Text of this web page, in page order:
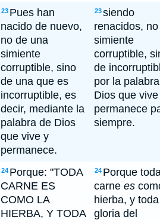
23 Pues han
nacido de nuevo,
no de una
simiente
corruptible, sino
de una que es
incorruptible, es
decir, mediante la
palabra de Dios
que vive y
permanece.
23siendo
renacidos,
simiente
corruptible,
de
por la
Dios que
permanece
siempre.
24 Porque: "TODA
CARNE ES
COMO LA
HIERBA, Y TODA
24 Porque
carne es
hierba, y
gloria del